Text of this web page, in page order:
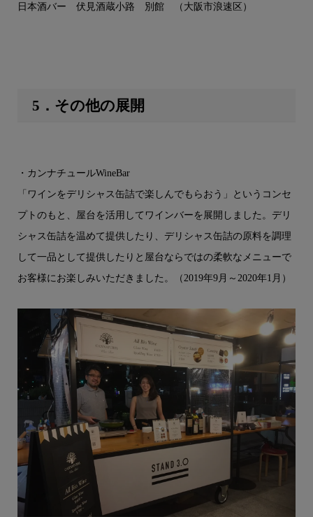
日本酒バー 伏見酒蔵小路 別館 （大阪市浪速区）
5．その他の展開
・カンナチュールWineBar
「ワインをデリシャス缶詰で楽しんでもらおう」というコンセ
プトのもと、屋台を活用してワインバーを展開しました。デリ
シャス缶詰を温めて提供したり、デリシャス缶詰の原料を調理
して一品として提供したりと屋台ならではの柔軟なメニューで
お客様にお楽しみいただきました。（2019年9月～2020年1月）